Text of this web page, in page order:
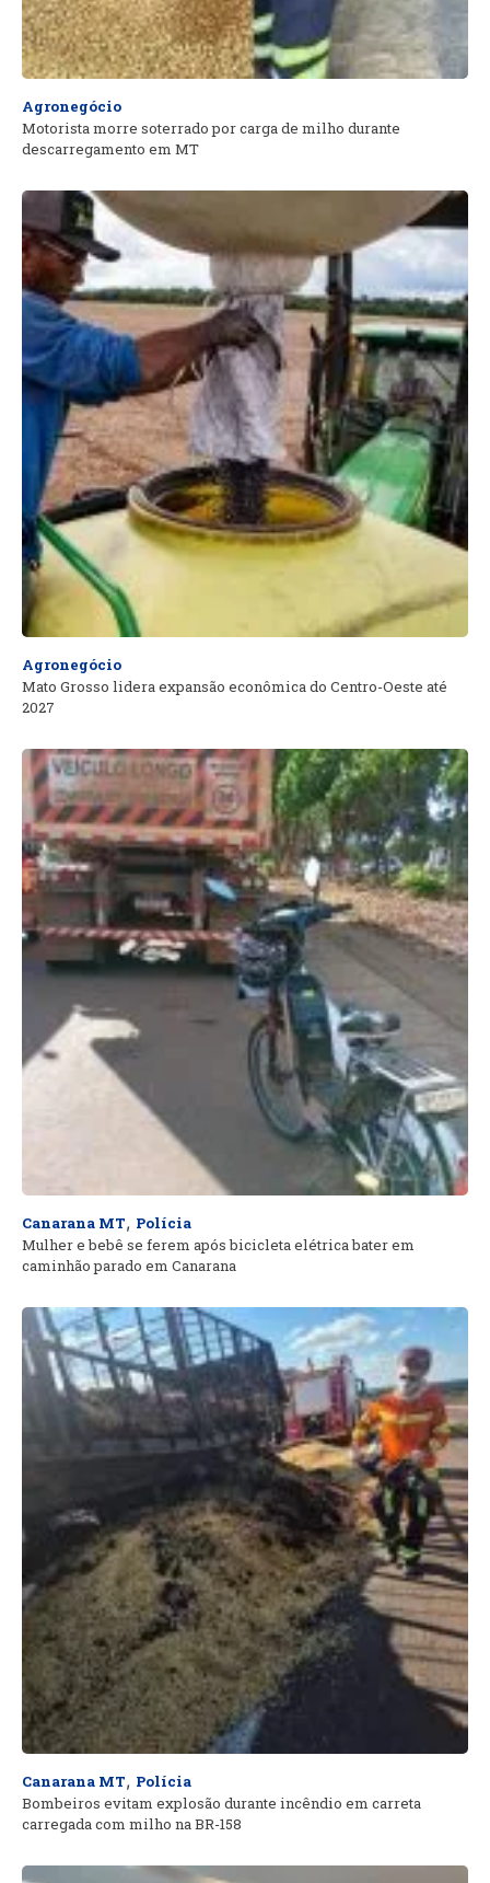
Agronegócio
Motorista morre soterrado por carga de milho durante
descarregamento em MT
Agronegócio
Mato Grosso lidera expansão econômica do Centro-Oeste até
2027
Canarana MT, Polícia
Mulher e bebê se ferem após bicicleta elétrica bater em
caminhão parado em Canarana
Canarana MT, Polícia
Bombeiros evitam explosão durante incêndio em carreta
carregada com milho na BR-158